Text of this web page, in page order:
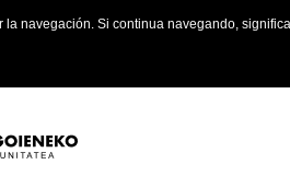
la navegación. Si continua navegando,